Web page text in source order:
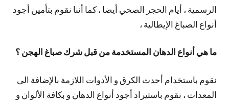
الرسمية ، أيام الحجر الصحي أيضا ، كما أننا نقوم بتأمين أجود
أنواع الصباغ الإيطالية ،
ما هي أنواع الدهان المستخدمة من قبل شرك صباغ الهجن ؟
نقوم باستخدام أحدث الكرق و الأدوات اللازمة بالإضافة الى
المعدات ، نقوم باستيراد أجود أنواع الدهان و بكافة الألوان و